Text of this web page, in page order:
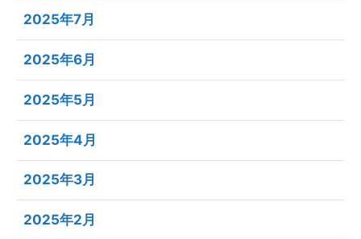
2025年7月
2025年6月
2025年5月
2025年4月
2025年3月
2025年2月